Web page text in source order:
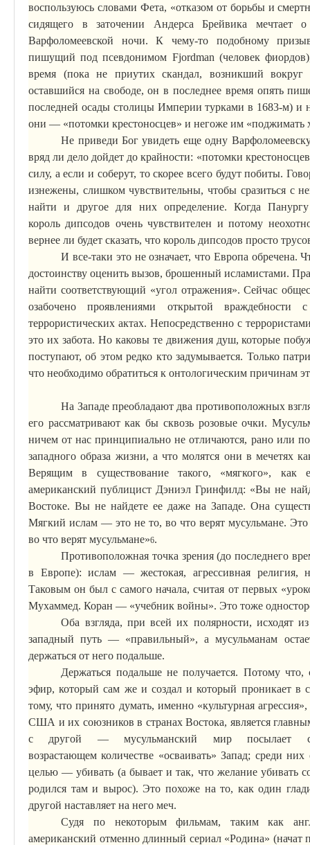
воспользуюсь словами Фета, «отказом от борьбы и
сидящего в заточении Андерса Брейвика мечтает о
Варфоломеевской ночи. К чему-то подобному
пишущий под псевдонимом Fjordman (человек
время (пока не приутих скандал, возникший
оставшийся на свободе, он в последнее время опять
последней осады столицы Империи турками в 1683-м) и
они — «потомки крестоносцев» и негоже им «поджимать
Не приведи Бог увидеть еще одну
вряд ли дело дойдет до крайности: «потомки
силу, а если и соберут, тоскорее всего будут побиты.
изнежены, слишком чувствительны, чтобы сразиться с
найти и другое для них определение. КогдаПанургу
король дипсодов очень чувствителен и потому
вернее ли будет сказать, что король дипсодов просто
И все-таки это не означает, что Европа обречена.
достоинству оценить вызов, брошенный исламистами.
найти соответствующий «угол отражения». Сейчас
озабочено проявлениями открытой
террористических актах. Непосредственно с
это их забота. Но каковы те движения душ, которые
поступают, об этом редко кто задумывается. Только
что необходимо обратиться к онтологическим причинам
На Западе преобладают два противоположных
его рассматривают как бы сквозь розовые очки.
ничем от нас принципиально не отличаются, рано или
западного образа жизни, а что молятся они в мечетях
Верящим в существование такого, «мягкого», как
американский публицист Дэниэл Гринфилд: «Вы не
Востоке. Вы не найдете ее даже на Западе. Она
Мягкий ислам — это не то, во что верят мусульмане.
во что верят мусульмане»6.
Противоположная точка зрения (до последнего
в Европе): ислам — жестокая, агрессивная религия,
Таковым он был с самого начала, считая от первых
Мухаммед. Коран — «учебник войны». Это тоже
Оба взгляда, при всей их полярности, исходят
западный путь — «правильный», а мусульманам
держаться от него подальше.
Держаться подальше не получается. Потому
эфир, который сам же и создал и который проникает в
тому, что принято думать, именно «культурная
США и их союзников в странах Востока, является
с другой — мусульманский мир
возрастающемколичестве «осваивать» Запад; среди
целью — убивать (а бывает и так, что желание убивать
родился там и вырос). Это похоже на то, как один
другой наставляет на него меч.
Судя по некоторым фильмам, таким как
американский отменно длинный сериал «Родина» (начат